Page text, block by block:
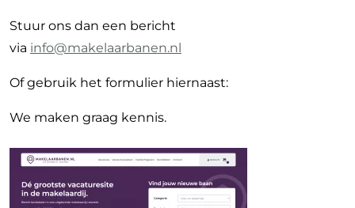
Stuur ons dan een bericht
via info@makelaarbanen.nl
Of gebruik het formulier hiernaast:
We maken graag kennis.